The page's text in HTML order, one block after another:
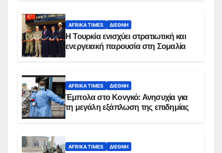
AFRIKA TIMES ΔΙΕΘΝΉ
Η Τουρκία ενισχύει στρατιωτική και
ενεργειακή παρουσία στη Σομαλία
AFRIKA TIMES ΔΙΕΘΝΉ
Έμπολα στο Κονγκό: Ανησυχία για
τη μεγάλη εξάπλωση της επιδημίας
AFRIKA TIMES ΔΙΕΘΝΉ